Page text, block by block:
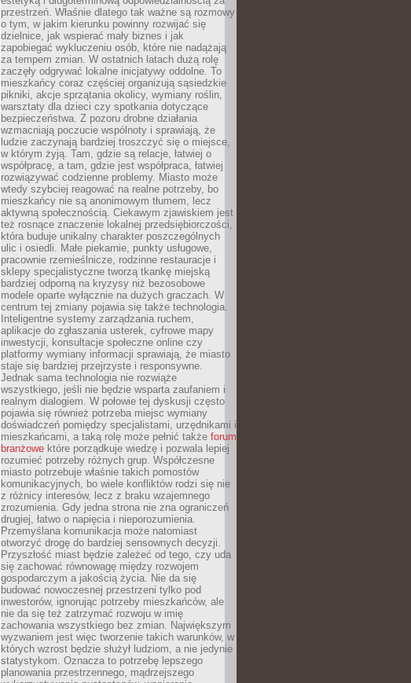
przestrzeń. Właśnie dlatego tak ważne są rozmowy
o tym, w jakim kierunku powinny rozwijać się
dzielnice, jak wspierać mały biznes i jak
zapobiegać wykluczeniu osób, które nie nadążają
za tempem zmian. W ostatnich latach dużą rolę
zaczęły odgrywać lokalne inicjatywy oddolne. To
mieszkańcy coraz częściej organizują sąsiedzkie
pikniki, akcje sprzątania okolicy, wymiany roślin,
warsztaty dla dzieci czy spotkania dotyczące
bezpieczeństwa. Z pozoru drobne działania
wzmacniają poczucie wspólnoty i sprawiają, że
ludzie zaczynają bardziej troszczyć się o miejsce,
w którym żyją. Tam, gdzie są relacje, łatwiej o
współpracę, a tam, gdzie jest współpraca, łatwiej
rozwiązywać codzienne problemy. Miasto może
wtedy szybciej reagować na realne potrzeby, bo
mieszkańcy nie są anonimowym tłumem, lecz
aktywną społecznością. Ciekawym zjawiskiem jest
też rosnące znaczenie lokalnej przedsiębiorczości,
która buduje unikalny charakter poszczególnych
ulic i osiedli. Małe piekarnie, punkty usługowe,
pracownie rzemieślnicze, rodzinne restauracje i
sklepy specjalistyczne tworzą tkankę miejską
bardziej odporną na kryzysy niż bezosobowe
modele oparte wyłącznie na dużych graczach. W
centrum tej zmiany pojawia się także technologia.
Inteligentne systemy zarządzania ruchem,
aplikacje do zgłaszania usterek, cyfrowe mapy
inwestycji, konsultacje społeczne online czy
platformy wymiany informacji sprawiają, że miasto
staje się bardziej przejrzyste i responsywne.
Jednak sama technologia nie rozwiąże
wszystkiego, jeśli nie będzie wsparta zaufaniem i
realnym dialogiem. W połowie tej dyskusji często
pojawia się również potrzeba miejsc wymiany
doświadczeń pomiędzy specjalistami, urzędnikami i
mieszkańcami, a taką rolę może pełnić także forum
branżowe które porządkuje wiedzę i pozwala lepiej
rozumieć potrzeby różnych grup. Współczesne
miasto potrzebuje właśnie takich pomostów
komunikacyjnych, bo wiele konfliktów rodzi się nie
z różnicy interesów, lecz z braku wzajemnego
zrozumienia. Gdy jedna strona nie zna ograniczeń
drugiej, łatwo o napięcia i nieporozumienia.
Przemyślana komunikacja może natomiast
otworzyć drogę do bardziej sensownych decyzji.
Przyszłość miast będzie zależeć od tego, czy uda
się zachować równowagę między rozwojem
gospodarczym a jakością życia. Nie da się
budować nowoczesnej przestrzeni tylko pod
inwestorów, ignorując potrzeby mieszkańców, ale
nie da się też zatrzymać rozwoju w imię
zachowania wszystkiego bez zmian. Największym
wyzwaniem jest więc tworzenie takich warunków, w
których wzrost będzie służył ludziom, a nie jedynie
statystykom. Oznacza to potrzebę lepszego
planowania przestrzennego, mądrzejszego